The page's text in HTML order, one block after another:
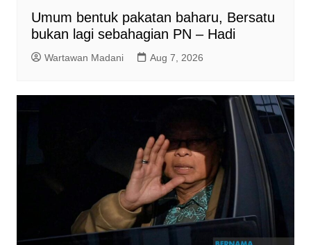
Umum bentuk pakatan baharu, Bersatu
bukan lagi sebahagian PN – Hadi
Wartawan Madani Aug 7, 2026